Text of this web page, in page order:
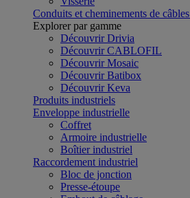
Conduits et cheminements de câbles
Explorer par gamme
Découvrir Drivia
Découvrir CABLOFIL
Découvrir Mosaic
Découvrir Batibox
Découvrir Keva
Produits industriels
Enveloppe industrielle
Coffret
Armoire industrielle
Boîtier industriel
Raccordement industriel
Bloc de jonction
Presse-étoupe